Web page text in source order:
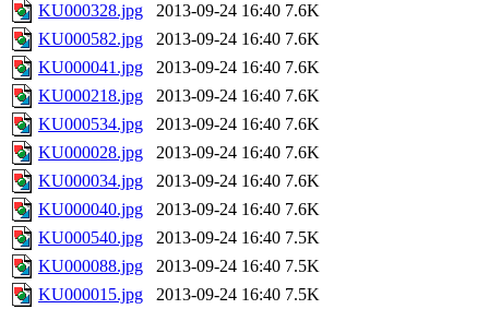
KU000328.jpg
2013-09-24 16:40 7.6K
KU000582.jpg
2013-09-24 16:40 7.6K
KU000041.jpg
2013-09-24 16:40 7.6K
KU000218.jpg
2013-09-24 16:40 7.6K
KU000534.jpg
2013-09-24 16:40 7.6K
KU000028.jpg
2013-09-24 16:40 7.6K
KU000034.jpg
2013-09-24 16:40 7.6K
KU000040.jpg
2013-09-24 16:40 7.6K
KU000540.jpg
2013-09-24 16:40 7.5K
KU000088.jpg
2013-09-24 16:40 7.5K
KU000015.jpg
2013-09-24 16:40 7.5K